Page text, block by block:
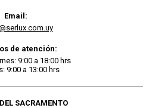
Email:
de atención:
9:00 a 18:00 hrs
9:00 a 13:00 hrs
SACRAMENTO